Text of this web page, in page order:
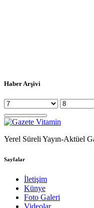
Haber Arşivi
Yerel Süreli Yayın-Aktüel
Sayfalar
İletişim
Künye
Foto Galeri